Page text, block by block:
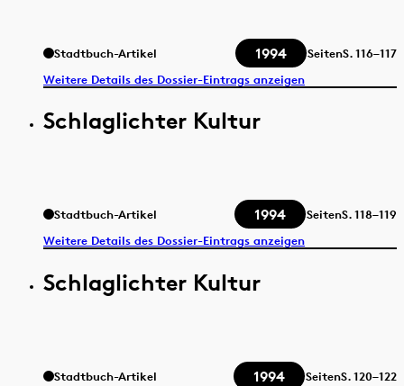
Stadtbuch-Artikel 1994 SeitenS.116–117
Weitere Details des Dossier-Eintrags anzeigen
Schlaglichter Kultur
Stadtbuch-Artikel 1994 SeitenS.118–119
Weitere Details des Dossier-Eintrags anzeigen
Schlaglichter Kultur
Stadtbuch-Artikel 1994 SeitenS.120–122